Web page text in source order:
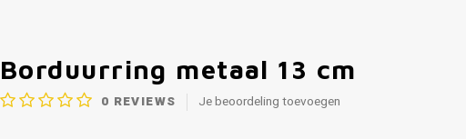
Borduurring metaal 13 cm
0 REVIEWS Je beoordeling toevoegen